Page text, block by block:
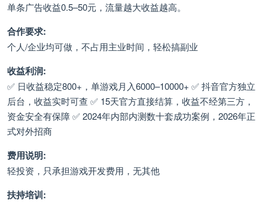
单条广告收益0.5–50元，流量越大收益越高。
合作要求:
个人/企业均可做，不占用主业时间，轻松搞副业
收益利润:
✅ 日收益稳定800+，单游戏月入6000–10000+ ✅ 抖音官方独立
后台，收益实时可查 ✅ 15天官方直接结算，收益不经第三方，
资金安全有保障 ✅ 2024年内部内测数十套成功案例，2026年正
式对外招商
费用说明:
轻投资，只承担游戏开发费用，无其他
扶持培训: